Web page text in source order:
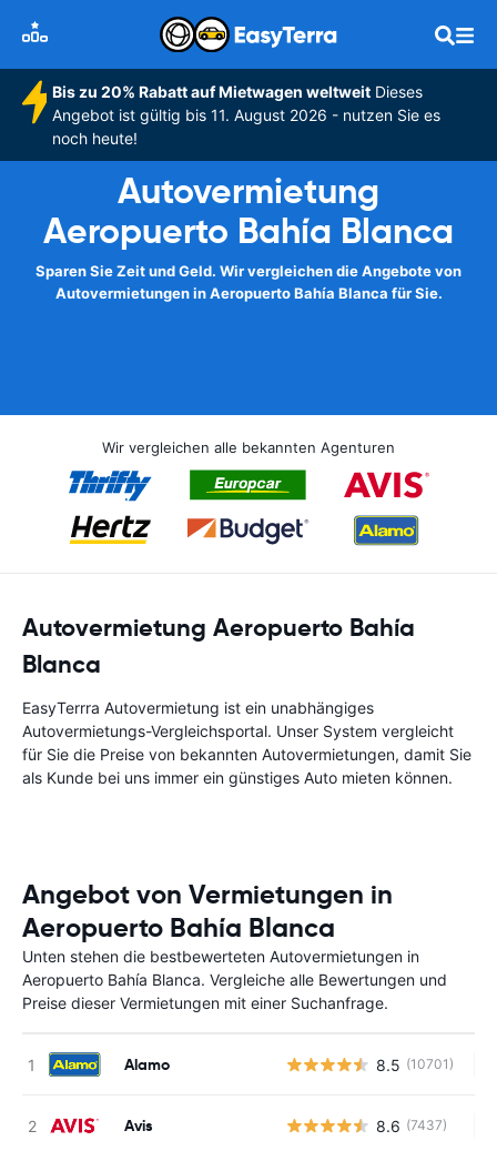
Bis zu 20% Rabatt auf Mietwagen weltweitDieses
Angebot ist gültig bis 11. August 2026 - nutzen Sie es
noch heute!
Autovermietung
Aeropuerto Bahía Blanca
Sparen Sie Zeit und Geld. Wir vergleichen die Angebote von
Autovermietungen in Aeropuerto Bahía Blanca für Sie.
Wir vergleichen alle bekannten Agenturen
Autovermietung Aeropuerto Bahía
Blanca
EasyTerrra Autovermietung ist ein unabhängiges
Autovermietungs-Vergleichsportal. Unser System vergleicht
für Sie die Preise von bekannten Autovermietungen, damit Sie
als Kunde bei uns immer ein günstiges Auto mieten können.
Angebot von Vermietungen in
Aeropuerto Bahía Blanca
Unten stehen die bestbewerteten Autovermietungen in
Aeropuerto Bahía Blanca. Vergleiche alle Bewertungen und
Preise dieser Vermietungen mit einer Suchanfrage.
Alamo 8.5 (10701)
Avis 8.6 (7437)